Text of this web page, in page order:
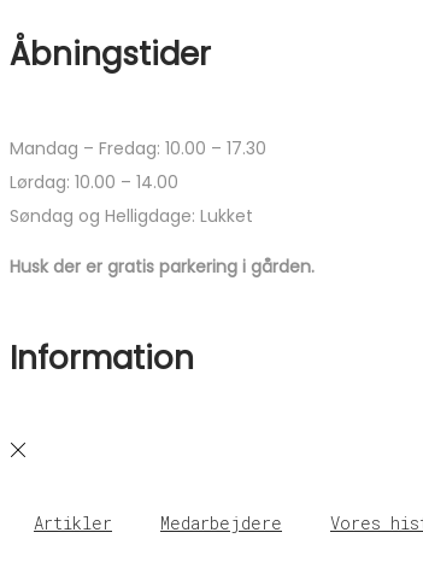
Åbningstider
Mandag – Fredag: 10.00 – 17.30
Lørdag: 10.00 – 14.00
Søndag og Helligdage: Lukket
Husk der er gratis parkering i gården.
Information
Artikler Medarbejdere Vores